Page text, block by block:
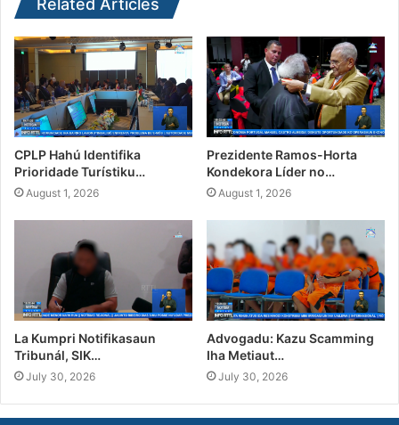
Related Articles
CPLP Hahú Identifika
Prioridade Turístiku…
August 1, 2026
Prezidente Ramos-Horta
Kondekora Líder no…
August 1, 2026
La Kumpri Notifikasaun
Tribunál, SIK…
July 30, 2026
Advogadu: Kazu Scamming
Iha Metiaut…
July 30, 2026